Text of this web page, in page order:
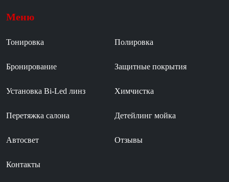
Меню
Тонировка Полировка
Бронирование Защитные покрытия
Установка Bi-Led линз Химчистка
Перетяжка салона Детейлинг мойка
Автосвет Отзывы
Контакты